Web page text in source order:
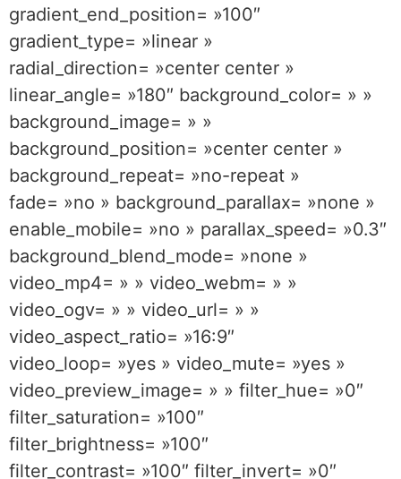
gradient_end_position= »100″
gradient_type= »linear »
radial_direction= »center center »
linear_angle= »180″ background_color= » »
background_image= » »
background_position= »center center »
background_repeat= »no-repeat »
fade= »no » background_parallax= »none »
enable_mobile= »no » parallax_speed= »0.3″
background_blend_mode= »none »
video_mp4= » » video_webm= » »
video_ogv= » » video_url= » »
video_aspect_ratio= »16:9″
video_loop= »yes » video_mute= »yes »
video_preview_image= » » filter_hue= »0″
filter_saturation= »100″
filter_brightness= »100″
filter_contrast= »100″ filter_invert= »0″